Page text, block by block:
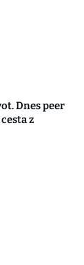
Dnes peer
z